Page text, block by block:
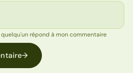
répond à mon commentaire
→